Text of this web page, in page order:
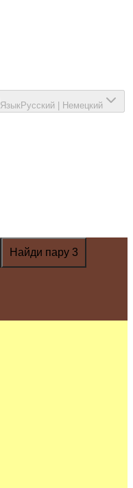
ЯзыкРусский Немецкий
Найди пару 3